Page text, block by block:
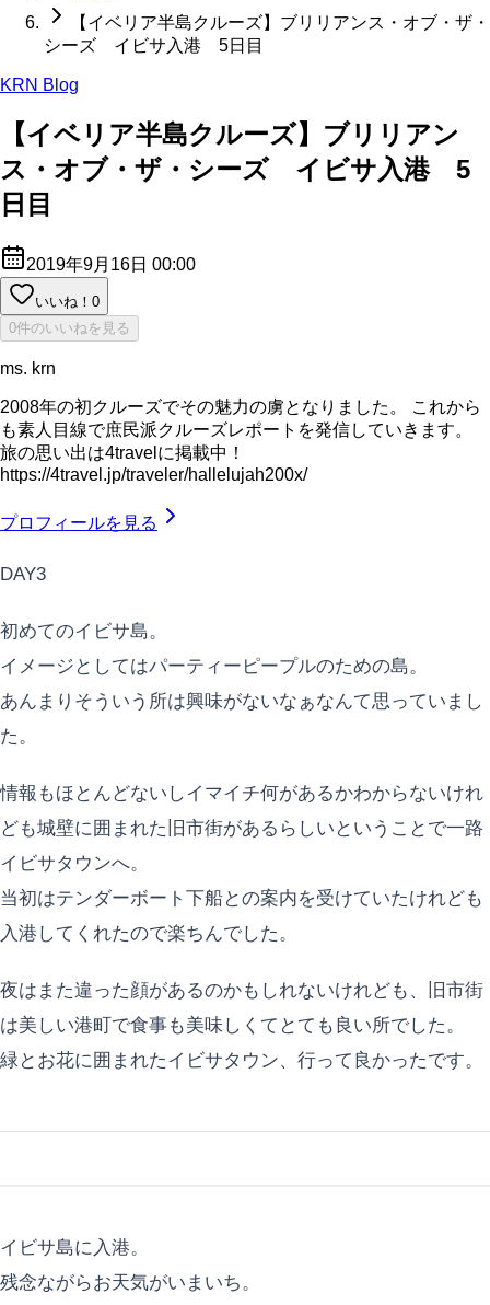
【イベリア半島クルーズ】ブリリアンス・オブ・ザ・
シーズ イビサ入港 5日目
KRN Blog
【イベリア半島クルーズ】ブリリアン
ス・オブ・ザ・シーズ イビサ入港 5
日目
2019年9月16日 00:00
いいね！ 0
0件のいいねを見る
ms. krn
2008年の初クルーズでその魅力の虜となりました。 これから
も素人目線で庶民派クルーズレポートを発信していきます。
旅の思い出は4travelに掲載中！
https://4travel.jp/traveler/hallelujah200x/
プロフィールを見る
DAY3
初めてのイビサ島。
イメージとしてはパーティーピープルのための島。
あんまりそういう所は興味がないなぁなんて思っていまし
た。
情報もほとんどないしイマイチ何があるかわからないけれ
ども城壁に囲まれた旧市街があるらしいということで一路
イビサタウンへ。
当初はテンダーボート下船との案内を受けていたけれども
入港してくれたので楽ちんでした。
夜はまた違った顔があるのかもしれないけれども、旧市街
は美しい港町で食事も美味しくてとても良い所でした。
緑とお花に囲まれたイビサタウン、行って良かったです。
イビサ島に入港。
残念ながらお天気がいまいち。